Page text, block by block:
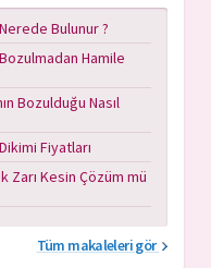
Nerede Bulunur ?
Bozulmadan Hamile
Bozulduğu Nasıl
Fiyatları
Zarı Kesin Çözüm mü
Tüm makaleleri gör